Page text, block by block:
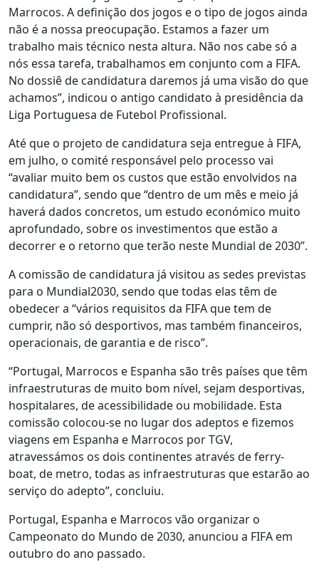
Marrocos. A definição dos jogos e o tipo de jogos ainda
não é a nossa preocupação. Estamos a fazer um
trabalho mais técnico nesta altura. Não nos cabe só a
nós essa tarefa, trabalhamos em conjunto com a FIFA.
No dossiê de candidatura daremos já uma visão do que
achamos”, indicou o antigo candidato à presidência da
Liga Portuguesa de Futebol Profissional.
Até que o projeto de candidatura seja entregue à FIFA,
em julho, o comité responsável pelo processo vai
“avaliar muito bem os custos que estão envolvidos na
candidatura”, sendo que “dentro de um mês e meio já
haverá dados concretos, um estudo económico muito
aprofundado, sobre os investimentos que estão a
decorrer e o retorno que terão neste Mundial de 2030”.
A comissão de candidatura já visitou as sedes previstas
para o Mundial2030, sendo que todas elas têm de
obedecer a “vários requisitos da FIFA que tem de
cumprir, não só desportivos, mas também financeiros,
operacionais, de garantia e de risco”.
“Portugal, Marrocos e Espanha são três países que têm
infraestruturas de muito bom nível, sejam desportivas,
hospitalares, de acessibilidade ou mobilidade. Esta
comissão colocou-se no lugar dos adeptos e fizemos
viagens em Espanha e Marrocos por TGV,
atravessámos os dois continentes através de ferry-
boat, de metro, todas as infraestruturas que estarão ao
serviço do adepto”, concluiu.
Portugal, Espanha e Marrocos vão organizar o
Campeonato do Mundo de 2030, anunciou a FIFA em
outubro do ano passado.